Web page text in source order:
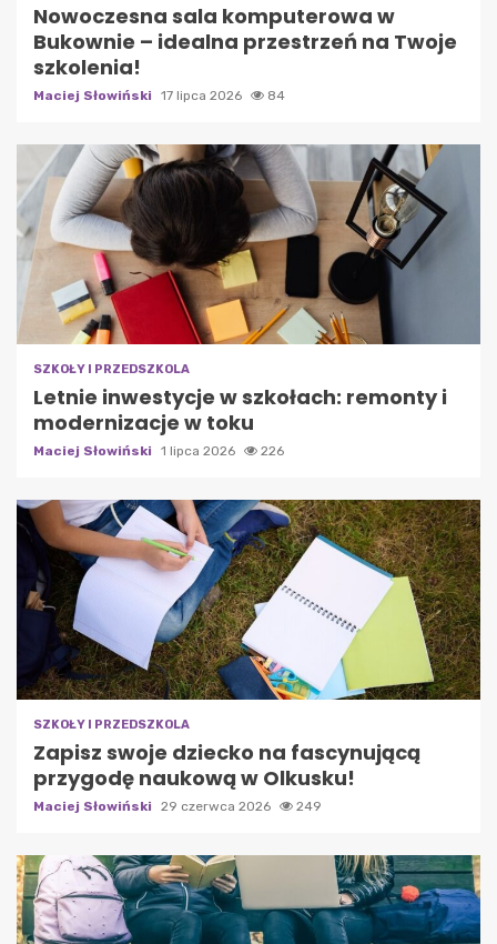
Nowoczesna sala komputerowa w
Bukownie – idealna przestrzeń na Twoje
szkolenia!
Maciej Słowiński 17 lipca 2026 84
SZKOŁY I PRZEDSZKOLA
Letnie inwestycje w szkołach: remonty i
modernizacje w toku
Maciej Słowiński 1 lipca 2026 226
SZKOŁY I PRZEDSZKOLA
Zapisz swoje dziecko na fascynującą
przygodę naukową w Olkusku!
Maciej Słowiński 29 czerwca 2026 249